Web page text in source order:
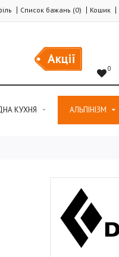
Список бажань (0) Кошик
Акції
0
КУХНЯ АЛЬПІНІЗМ